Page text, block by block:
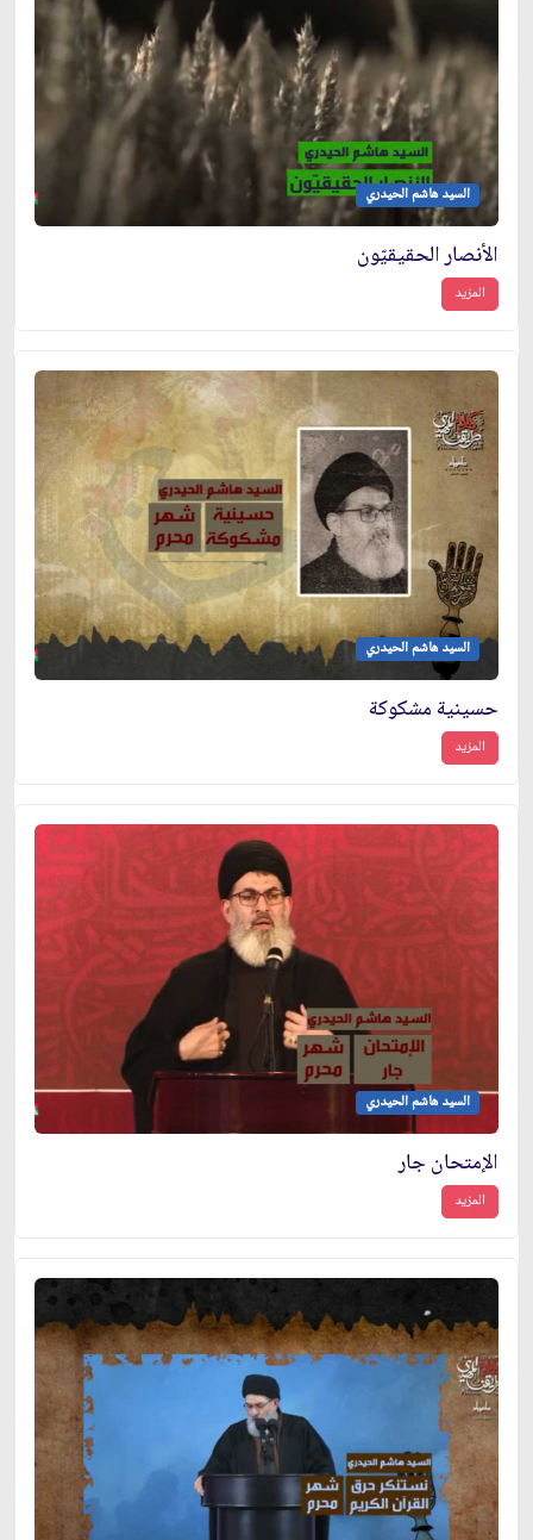
السيد هاشم الحيدري
الأنصار الحقيقيّون
المزيد
السيد هاشم الحيدري
حسينية مشكوكة
المزيد
السيد هاشم الحيدري
الإمتحان جار
المزيد